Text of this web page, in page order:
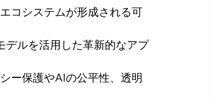
コシステムが形成される可
デルを活用した革新的なアプ
ー保護やAIの公平性、透明